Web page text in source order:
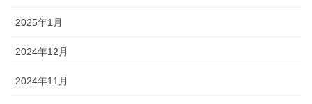
2025年1月
2024年12月
2024年11月